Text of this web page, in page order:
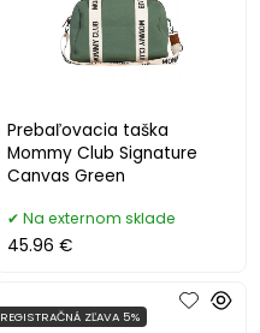
Prebaľovacia taška
Mommy Club Signature
Canvas Green
Na externom sklade
45.96 €
REGISTRAČNÁ ZĽAVA 5%